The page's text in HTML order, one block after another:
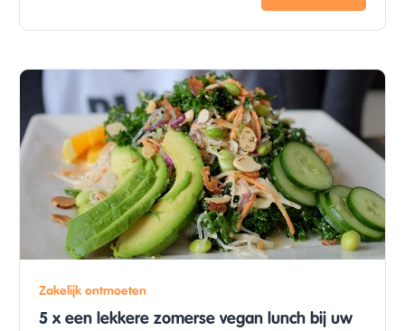
Zakelijk ontmoeten
5 x een lekkere zomerse vegan lunch bij uw